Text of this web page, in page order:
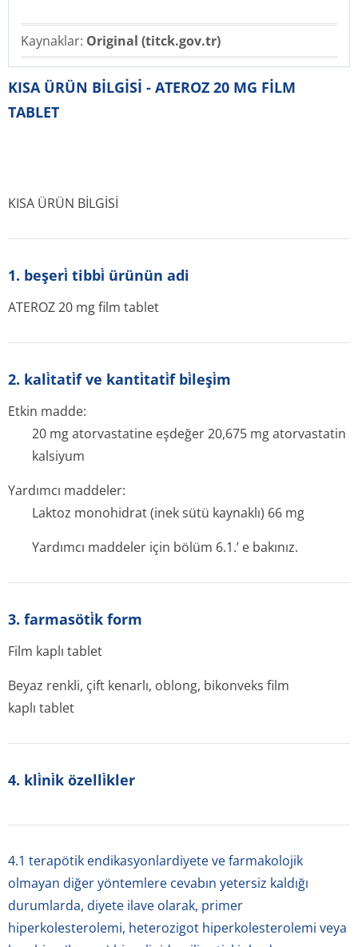
Kaynaklar: Original (titck.gov.tr)
KISA ÜRÜN BİLGİSİ - ATEROZ 20 MG FİLM
TABLET
KISA ÜRÜN BİLGİSİ
1. beşeri̇ tibbi̇ ürünün adi
ATEROZ 20 mg film tablet
2. kali̇tati̇f ve kanti̇tati̇f bi̇leşi̇m
Etkin madde:
20 mg atorvastatine eşdeğer 20,675 mg atorvastatin
kalsiyum
Yardımcı maddeler:
Laktoz monohidrat (inek sütü kaynaklı) 66 mg
Yardımcı maddeler için bölüm 6.1.’ e bakınız.
3. farmasöti̇k form
Film kaplı tablet
Beyaz renkli, çift kenarlı, oblong, bikonveks film
kaplı tablet
4. kli̇ni̇k özelli̇kler
4.1 terapötik endikasyonlardiyete ve farmakolojik
olmayan diğer yöntemlere cevabın yetersiz kaldığı
durumlarda, diyete ilave olarak, primer
hiperkolesterolemi, heterozigot hiperkolesterolemi veya